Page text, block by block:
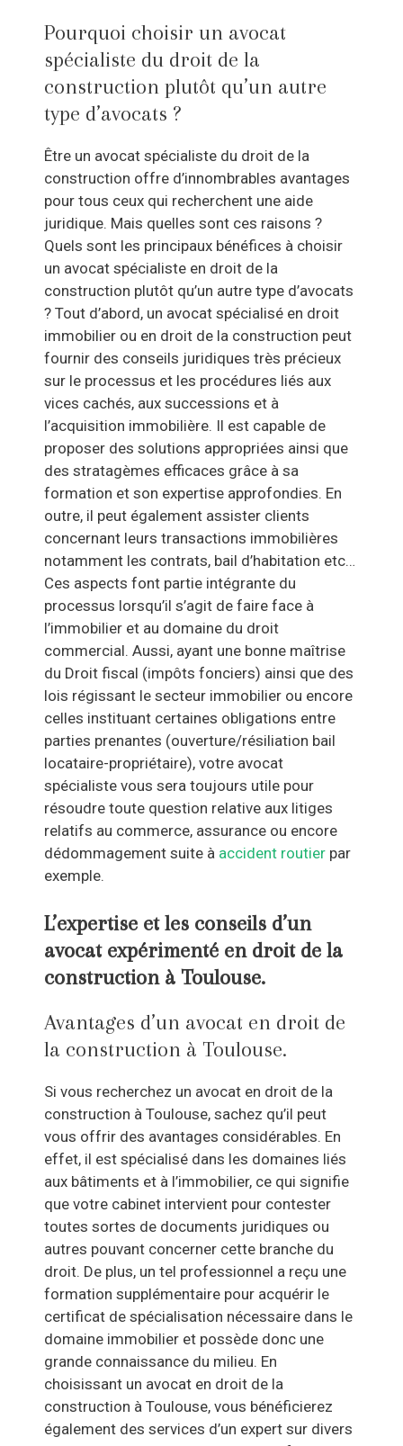
Pourquoi choisir un avocat
spécialiste du droit de la
construction plutôt qu’un autre
type d’avocats ?
Être un avocat spécialiste du droit de la
construction offre d’innombrables avantages
pour tous ceux qui recherchent une aide
juridique. Mais quelles sont ces raisons ?
Quels sont les principaux bénéfices à choisir
un avocat spécialiste en droit de la
construction plutôt qu’un autre type d’avocats
? Tout d’abord, un avocat spécialisé en droit
immobilier ou en droit de la construction peut
fournir des conseils juridiques très précieux
sur le processus et les procédures liés aux
vices cachés, aux successions et à
l’acquisition immobilière. Il est capable de
proposer des solutions appropriées ainsi que
des stratagèmes efficaces grâce à sa
formation et son expertise approfondies. En
outre, il peut également assister clients
concernant leurs transactions immobilières
notamment les contrats, bail d’habitation etc…
Ces aspects font partie intégrante du
processus lorsqu’il s’agit de faire face à
l’immobilier et au domaine du droit
commercial. Aussi, ayant une bonne maîtrise
du Droit fiscal (impôts fonciers) ainsi que des
lois régissant le secteur immobilier ou encore
celles instituant certaines obligations entre
parties prenantes (ouverture/résiliation bail
locataire-propriétaire), votre avocat
spécialiste vous sera toujours utile pour
résoudre toute question relative aux litiges
relatifs au commerce, assurance ou encore
dédommagement suite à accident routier par
exemple.
L’expertise et les conseils d’un
avocat expérimenté en droit de la
construction à Toulouse.
Avantages d’un avocat en droit de
la construction à Toulouse.
Si vous recherchez un avocat en droit de la
construction à Toulouse, sachez qu’il peut
vous offrir des avantages considérables. En
effet, il est spécialisé dans les domaines liés
aux bâtiments et à l’immobilier, ce qui signifie
que votre cabinet intervient pour contester
toutes sortes de documents juridiques ou
autres pouvant concerner cette branche du
droit. De plus, un tel professionnel a reçu une
formation supplémentaire pour acquérir le
certificat de spécialisation nécessaire dans le
domaine immobilier et possède donc une
grande connaissance du milieu. En
choisissant un avocat en droit de la
construction à Toulouse, vous bénéficierez
également des services d’un expert sur divers